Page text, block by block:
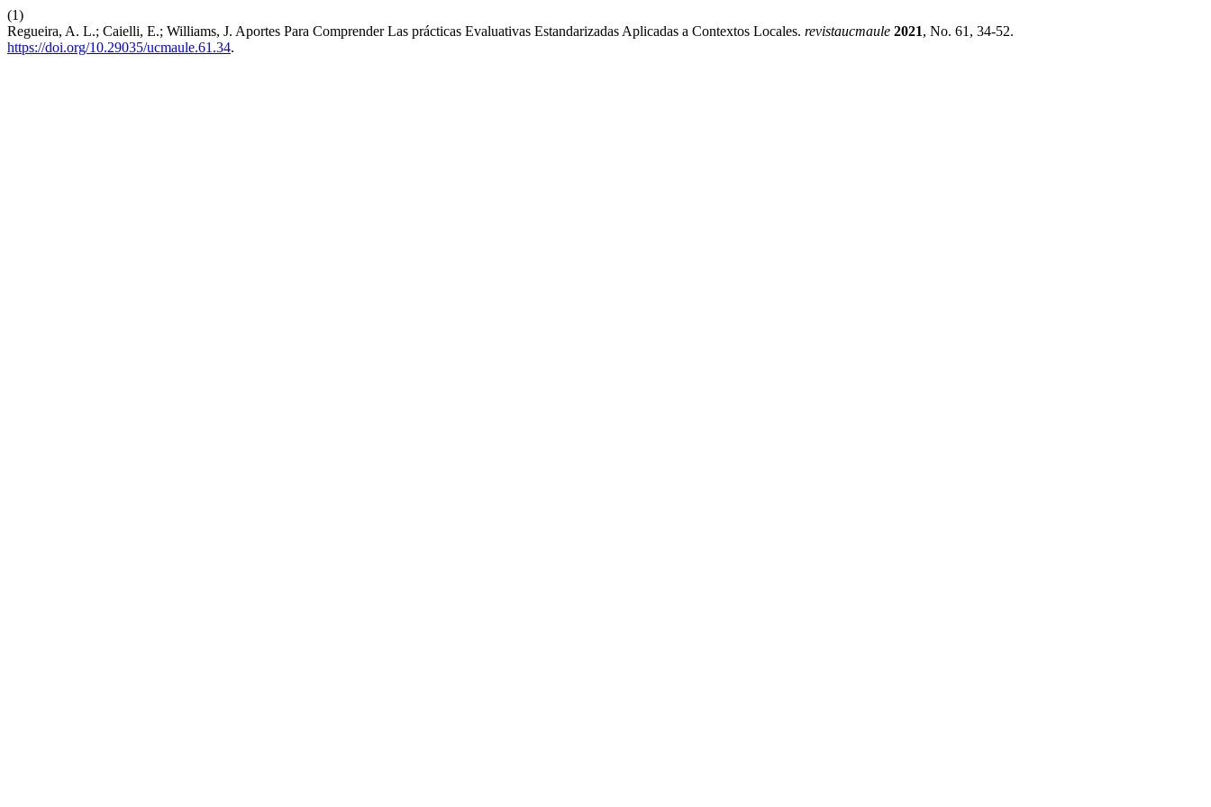
(1)
Regueira, A. L.; Caielli, E.; Williams, J. Aportes Para Comprender Las prácticas Evaluativas Estandarizadas Aplicadas a Contextos Locales. revistaucmaule 2021, No. 61, 34-52.
https://doi.org/10.29035/ucmaule.61.34.